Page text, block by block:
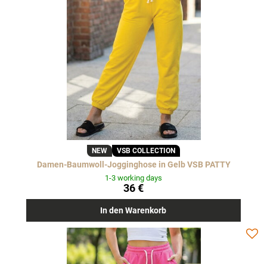
NEW VSB COLLECTION
Damen-Baumwoll-Jogginghose in Gelb VSB PATTY
1-3 working days
36 €
In den Warenkorb